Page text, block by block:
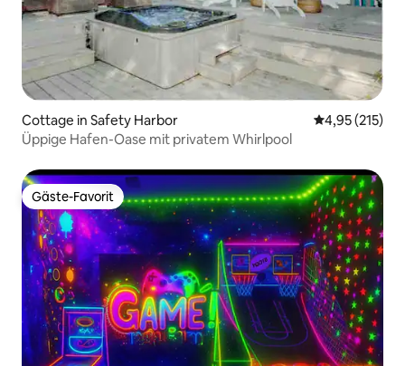
Cottage in Safety Harbor
4,95 (215)
Üppige Hafen-Oase mit privatem Whirlpool
Gäste-Favorit
Gäste-Favorit